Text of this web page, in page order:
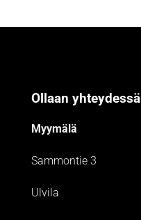
Ollaan yhteydessä
Myymälä
Sammontie 3
Ulvila